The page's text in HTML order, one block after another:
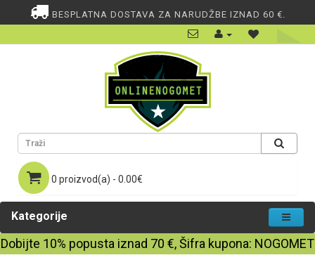
BESPLATNA DOSTAVA ZA NARUDŽBE IZNAD 60 €.
0 proizvod(a) - 0.00€
Kategorije
Dobijte 10% popusta iznad 70 €, Šifra kupona: NOGOMET